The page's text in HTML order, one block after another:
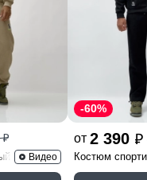
p
336BВидео
от 2 390 p
-60%
Костюм